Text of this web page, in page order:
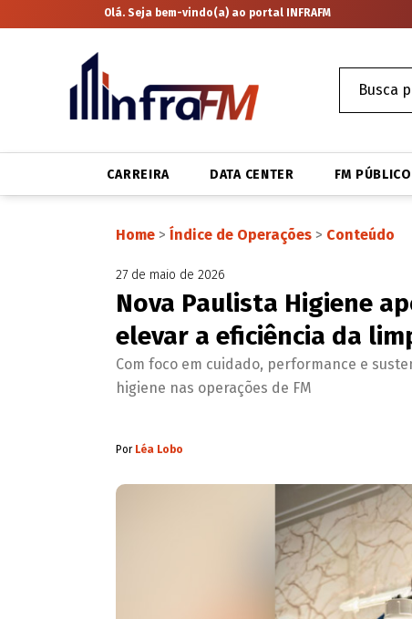
Olá. Seja bem-vindo(a) ao portal INFRAFM
CARREIRA DATA CENTER FM PÚBLICO
Home> Índice de Operações> Conteúdo
27 de maio de 2026
Nova Paulista Higiene
elevar a eficiência da
Com foco em cuidado, performance e
higiene nas operações de FM
Por Léa Lobo